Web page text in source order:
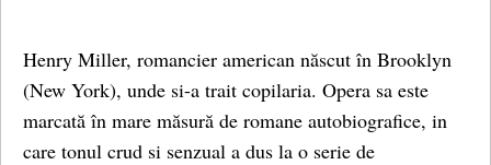
Henry Miller, romancier american născut în Brooklyn
(New York), unde si-a trait copilaria. Opera sa este
marcată în mare măsură de romane autobiografice, in
care tonul crud si senzual a dus la o serie de